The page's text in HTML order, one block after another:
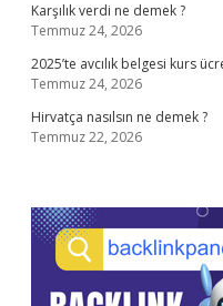
Karşılık verdi ne demek ?
Temmuz 24, 2026
2025’te avcılık belgesi kurs
Temmuz 24, 2026
Hirvatça nasılsın ne demek ?
Temmuz 22, 2026